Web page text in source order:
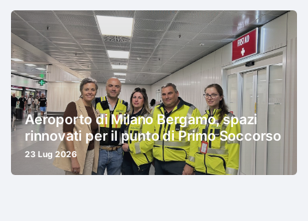
Aeroporto di Milano Bergamo, spazi
rinnovati per il punto di Primo Soccorso
23 Lug 2026